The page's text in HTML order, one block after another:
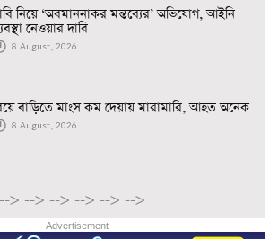
নিয়ে ‘অবমাননাকর মন্তব্যের’ অভিযোগ, আইনি
নেওয়ার দাবি
8 August, 2026
বাড়িতে মাংস কম দেয়ায় মারামারি, আহত অনেক
8 August, 2026
--> --> --> --> --> -->
- Advertisement -